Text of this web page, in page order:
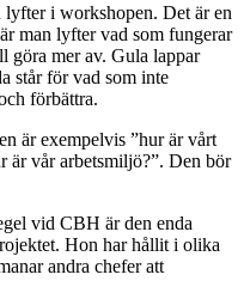
lyfter i workshopen. Det är en
man lyfter vad som fungerar
göra mer av. Gula lappar
står för vad som inte
förbättra.
är exempelvis ”hur är vårt
är vår arbetsmiljö?”. Den bör
vid CBH är den enda
Hon har hållit i olika
andra chefer att